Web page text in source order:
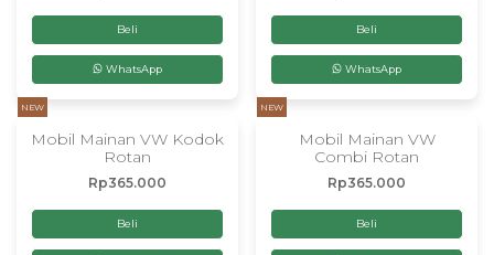
Beli
WhatsApp
Beli
WhatsApp
NEW
Mobil Mainan VW Kodok
Rotan
Rp365.000
Beli
NEW
Mobil Mainan VW
Combi Rotan
Rp365.000
Beli